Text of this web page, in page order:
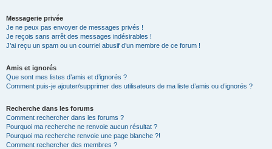
Messagerie privée
Je ne peux pas envoyer de messages privés !
Je reçois sans arrêt des messages indésirables !
J’ai reçu un spam ou un courriel abusif d’un membre de ce forum !
Amis et ignorés
Que sont mes listes d’amis et d’ignorés ?
Comment puis-je ajouter/supprimer des utilisateurs de ma liste d’amis ou d’ignorés ?
Recherche dans les forums
Comment rechercher dans les forums ?
Pourquoi ma recherche ne renvoie aucun résultat ?
Pourquoi ma recherche renvoie une page blanche ?!
Comment rechercher des membres ?